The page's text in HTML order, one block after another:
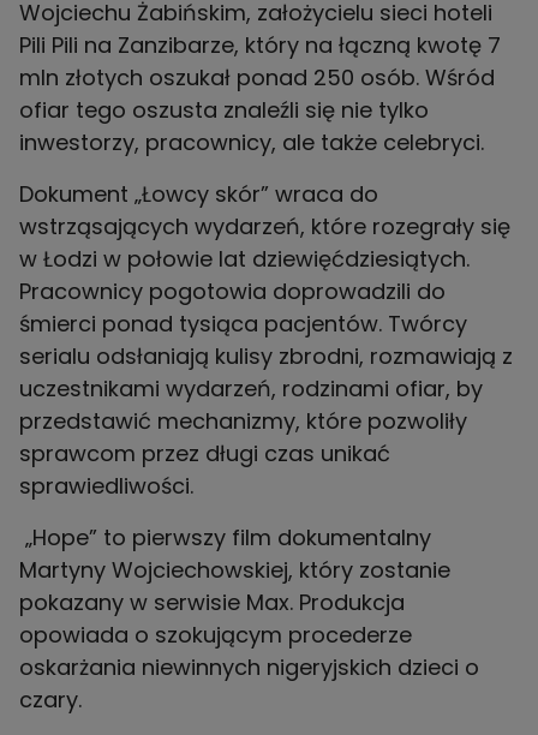
Wojciechu Żabińskim, założycielu sieci hoteli
Pili Pili na Zanzibarze, który na łączną kwotę 7
mln złotych oszukał ponad 250 osób. Wśród
ofiar tego oszusta znaleźli się nie tylko
inwestorzy, pracownicy, ale także celebryci.
Dokument „Łowcy skór” wraca do
wstrząsających wydarzeń, które rozegrały się
w Łodzi w połowie lat dziewięćdziesiątych.
Pracownicy pogotowia doprowadzili do
śmierci ponad tysiąca pacjentów. Twórcy
serialu odsłaniają kulisy zbrodni, rozmawiają z
uczestnikami wydarzeń, rodzinami ofiar, by
przedstawić mechanizmy, które pozwoliły
sprawcom przez długi czas unikać
sprawiedliwości.
„Hope” to pierwszy film dokumentalny
Martyny Wojciechowskiej, który zostanie
pokazany w serwisie Max. Produkcja
opowiada o szokującym procederze
oskarżania niewinnych nigeryjskich dzieci o
czary.